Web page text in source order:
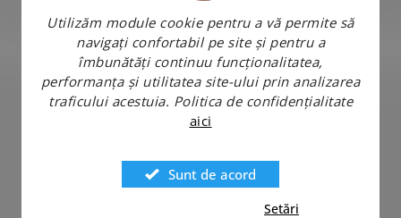
Utilizăm module cookie pentru a vă permite să
navigați confortabil pe site și pentru a
îmbunătăți continuu funcționalitatea,
performanța și utilitatea site-ului prin analizarea
traficului acestuia. Politica de confidențialitate
aici
Sunt de acord
Setări